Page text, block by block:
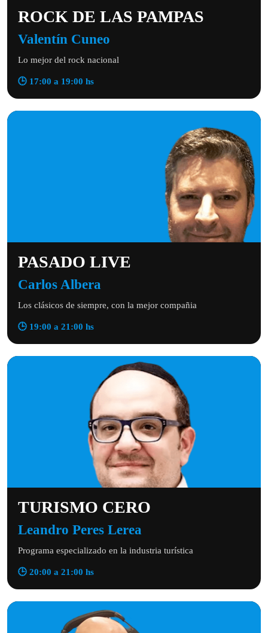
ROCK DE LAS PAMPAS
Valentín Cuneo
Lo mejor del rock nacional
🕒 17:00 a 19:00 hs
PASADO LIVE
Carlos Albera
Los clásicos de siempre, con la mejor compañia
🕒 19:00 a 21:00 hs
TURISMO CERO
Leandro Peres Lerea
Programa especializado en la industria turística
🕒 20:00 a 21:00 hs